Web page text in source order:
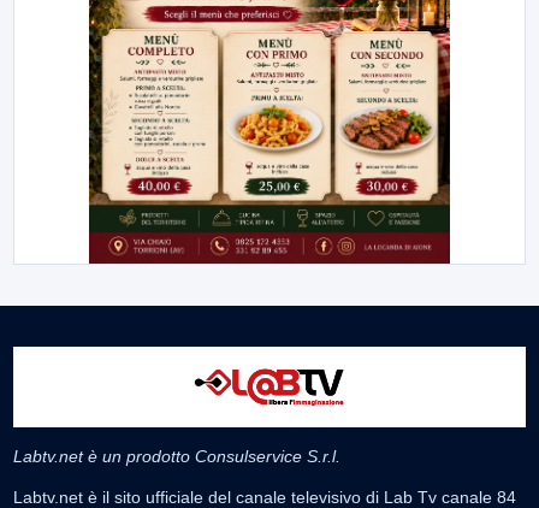
Labtv.net è un prodotto Consulservice S.r.l.
Labtv.net è il sito ufficiale del canale televisivo di Lab Tv canale 84